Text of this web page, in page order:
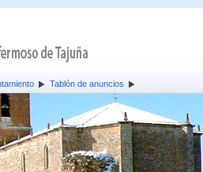
Tablón de anuncios